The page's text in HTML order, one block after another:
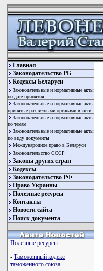
Главная
Законодательство РБ
Кодексы Беларуси
Законодательные и нормативные акты
по дате принятия
Законодательные и нормативные акты
принятые различными органами власти
Законодательные и нормативные акты
по темам
Законодательные и нормативные акты
по виду документы
Международное право в Беларуси
Законодательство СССР
Законы других стран
Кодексы
Законодательство РФ
Право Украины
Полезные ресурсы
Контакты
Новости сайта
Поиск документа
Полезные ресурсы
- Таможенный кодекс
таможенного союза